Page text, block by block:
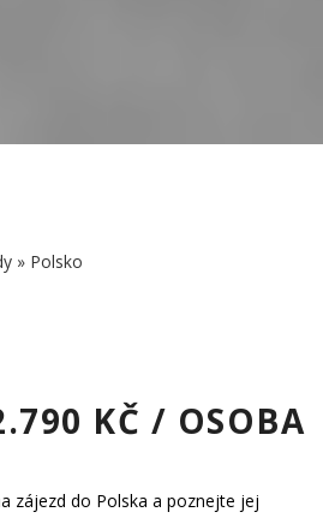
» Polsko
KČ / OSOBA
zájezd do Polska a poznejte jej